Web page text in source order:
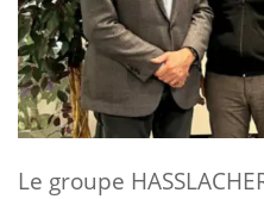
Le groupe